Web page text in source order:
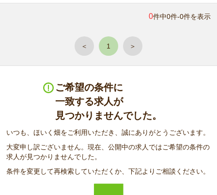
0件中0件-0件を表示
＜ 1 ＞
ご希望の条件に
一致する求人が
見つかりませんでした。
いつも、ほいく畑をご利用いただき、誠にありがとうございます。
大変申し訳ございません。現在、公開中の求人ではご希望の条件の
求人が見つかりませんでした。
条件を変更して再検索していただくか、下記よりご相談ください。